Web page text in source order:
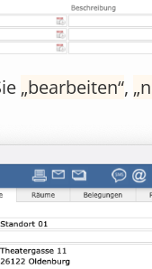
bearbeiten ,